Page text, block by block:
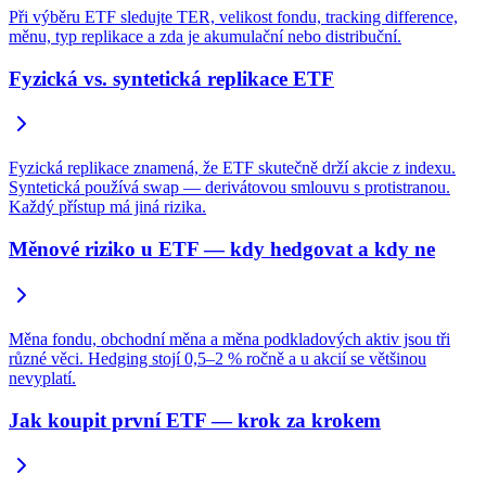
Při výběru ETF sledujte TER, velikost fondu, tracking difference,
měnu, typ replikace a zda je akumulační nebo distribuční.
Fyzická vs. syntetická replikace ETF
Fyzická replikace znamená, že ETF skutečně drží akcie z indexu.
Syntetická používá swap — derivátovou smlouvu s protistranou.
Každý přístup má jiná rizika.
Měnové riziko u ETF — kdy hedgovat a kdy ne
Měna fondu, obchodní měna a měna podkladových aktiv jsou tři
různé věci. Hedging stojí 0,5–2 % ročně a u akcií se většinou
nevyplatí.
Jak koupit první ETF — krok za krokem